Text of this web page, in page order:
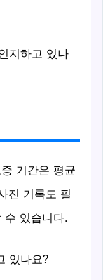
지하고 있나
기간은 평균
진 기록도 필
수 있습니다.
있나요?